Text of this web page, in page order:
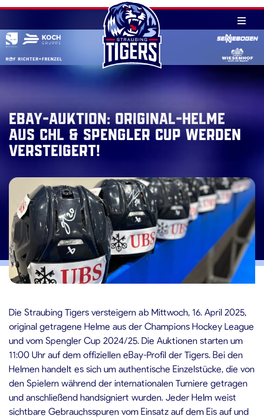
Skip
content
eBay-Auktion: Original-Helme
aus CHL & Spengler Cup werden
versteigert!
Die Straubing Tigers versteigern ab Mittwoch, 16. April 2025,
original getragene Helme aus der Champions Hockey League
und vom Spengler Cup 2024/25. Die Auktionen starten um
11:00 Uhr auf dem offiziellen eBay-Profil der Tigers. Bei den
Helmen handelt es sich um authentische Einzelstücke, die von
den Spielern während der internationalen Turniere getragen
und anschließend handsigniert wurden. Jeder Helm weist
sichtbare Gebrauchsspuren vom Einsatz auf dem Eis auf und